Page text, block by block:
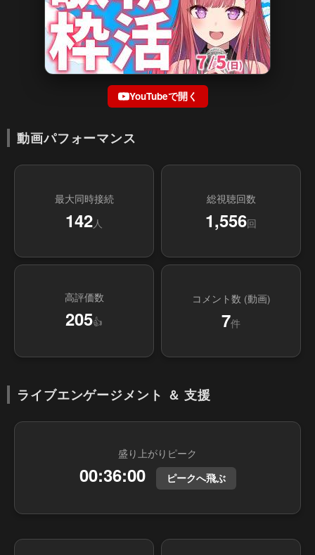
YouTubeで開く
動画パフォーマンス
最大同時接続
142人
総視聴回数
1,556回
高評価数
205👍
コメント数 (動画)
7件
ライブエンゲージメント ＆ 支援
盛り上がりピーク
00:36:00 ピークへ飛ぶ